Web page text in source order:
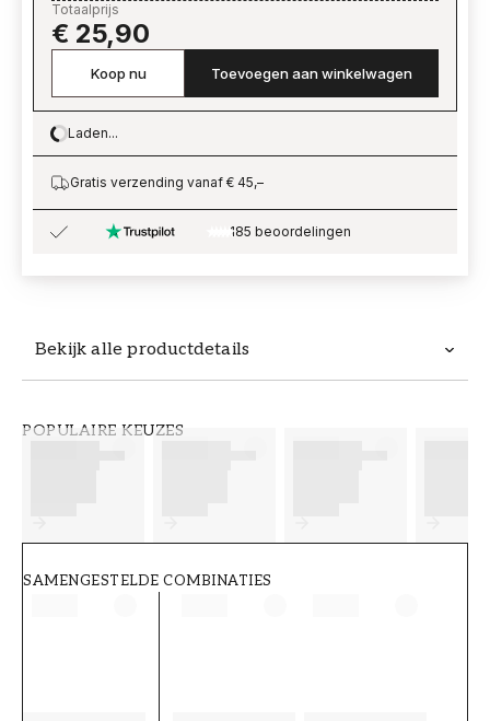
Bekijk alle productdetails
POPULAIRE KEUZES
SAMENGESTELDE COMBINATIES
Totaalprijs
€ 25,90
Koop nu Toevoegen aan winkelwagen
Loading…
Laden...
Gratis verzending vanaf € 45,–
185 beoordelingen